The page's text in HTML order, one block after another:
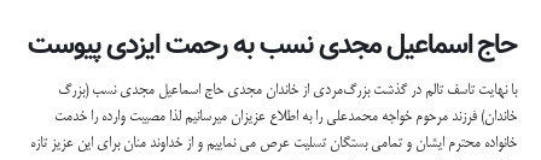
حاج اسماعیل مجدی نسب به رحمت ایزدی پیوست
با نهایت تاسف تالم در گذشت بزرگ‌مردی از خاندان مجدی حاج اسماعیل مجدی نسب (بزرگ
خاندان) فرزند مرحوم خواجه محمدعلی را به اطلاع عزیزان میرسانیم لذا مصیبت وارده را خدمت
خانواده محترم ایشان و تمامی بستگان تسلیت عرص می نماییم و از خداوند منان برای این عزیز تازه